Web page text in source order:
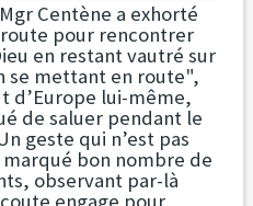
Centène a exhorté
pour rencontrer
en restant vautré sur
se mettant en route",
d’Europe lui-même,
de saluer pendant le
geste qui n’est pas
bon nombre de
observant par-là